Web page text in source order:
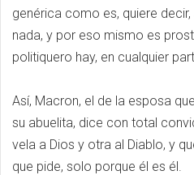
genérica como es, quiere
nada, y por eso mismo es
politiquero hay, en cualquier
Así, Macron, el de la esposa
su abuelita, dice con total
vela a Dios y otra al Diablo, y
que pide, solo porque él es él.